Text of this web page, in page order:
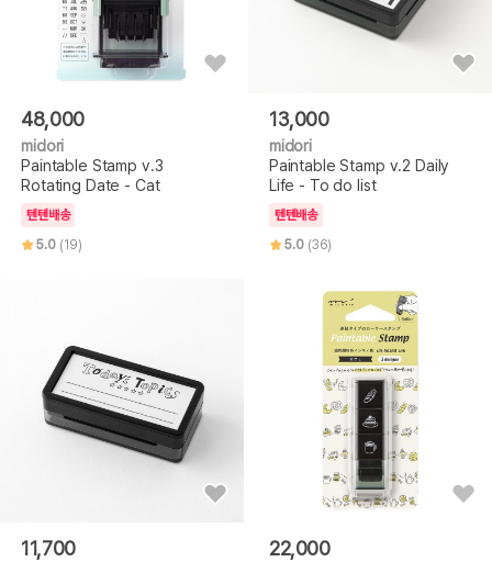
48,000
midori
Paintable Stamp v.3
Rotating Date - Cat
텐텐배송
5.0 (19)
13,000
midori
Paintable Stamp v.2 Daily
Life - To do list
텐텐배송
5.0 (36)
11,700 22,000